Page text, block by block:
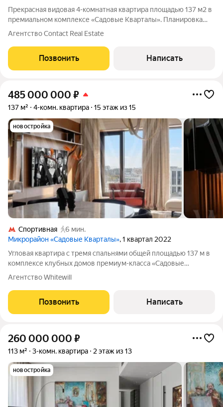
Прекрасная видовая 4-комнатная квартира площадью 137 м2 в
премиальном комплексе «Садовые Кварталы». Планировка
свободная, панорамные окна на пруд. Отлично планируются
своими гардеробной и
Агентство Contact Real Estate
Позвонить Написать
485 000 000 ₽
137 м² 4-комн. квартира 15 этаж из 15
новостройка
Спортивная
6 мин.
Микрорайон «Садовые Кварталы», 1 квартал 2022
Угловая квартира с тремя спальнями общей площадью 137 м в
комплексе клубных домов премиум-класса «Садовые
кварталы» в Хамовниках. Квартира с готовой дизайнерской
открываются панорамные виды на
Агентство Whitewill
Позвонить Написать
260 000 000 ₽
113 м² 3-комн. квартира 2 этаж из 13
новостройка